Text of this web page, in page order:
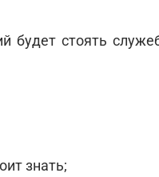
будет стоять
знать;